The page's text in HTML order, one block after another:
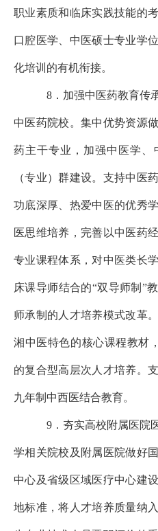
职业素质和临床实践技能的
口腔医学、中医硕士专业学
化培训的有机衔接。
8．加强中医药教育传
中医药院校。集中优势资源
药主干专业，加强中医学
（专业）群建设。支持中医
功底深厚、热爱中医的优秀
医思维培养，完善以中医药
专业课程体系，对中医类长
床课导师结合的“双导师制”
师承制的人才培养模式改革
湘中医特色的核心课程教材
的复合型高层次人才培养。
九年制中西医结合教育。
9．夯实高校附属医院
学相关院校及附属医院做好
中心及省级区域医疗中心建
地标准，将人才培养质量纳